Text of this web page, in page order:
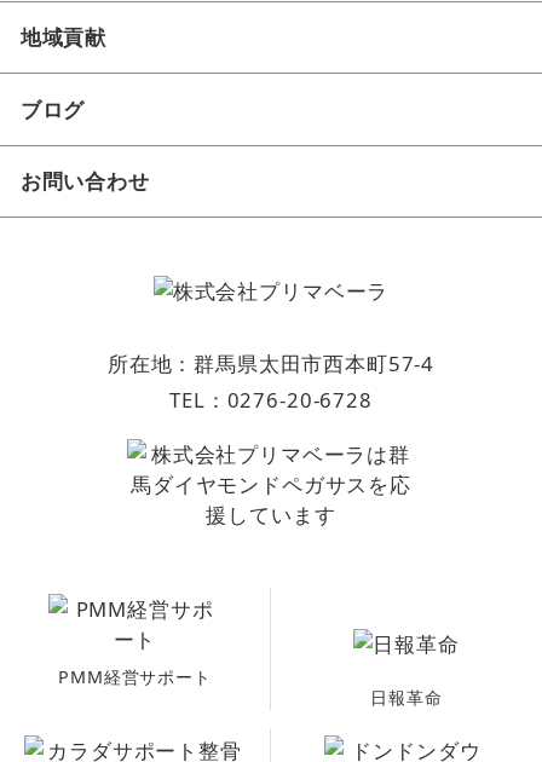
地域貢献
ブログ
お問い合わせ
所在地：群馬県太田市西本町57-4
TEL： 0276-20-6728
PMM経営サポート
日報革命